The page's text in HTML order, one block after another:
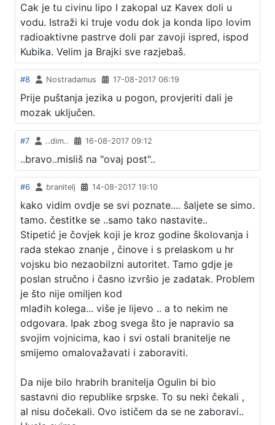
Cak je tu civinu lipo I zakopal uz Kavex doli u
vodu. Istraži ki truje vodu dok ja konda lipo lovim
radioaktivne pastrve doli par zavoji ispred, ispod
Kubika. Velim ja Brajki sve razjebaš.
#8 Nostradamus 17-08-2017 06:19
Prije puštanja jezika u pogon, provjeriti dali je
mozak uključen.
#7 ..dim.. 16-08-2017 09:12
..bravo..misliš na "ovaj post"..
#6 branitelj 14-08-2017 19:10
kako vidim ovdje se svi poznate.... šaljete se simo.
tamo. čestitke se ..samo tako nastavite..
Stipetić je čovjek koji je kroz godine školovanja i
rada stekao znanje , činove i s prelaskom u hr
vojsku bio nezaobilzni autoritet. Tamo gdje je
poslan stručno i časno izvršio je zadatak. Problem
je što nije omiljen kod
mlađih kolega... više je lijevo .. a to nekim ne
odgovara. Ipak zbog svega što je napravio sa
svojim vojnicima, kao i svi ostali branitelje ne
smijemo omalovažavati i zaboraviti.
Da nije bilo hrabrih branitelja Ogulin bi bio
sastavni dio republike srpske. To su neki čekali ,
al nisu dočekali. Ovo ističem da se ne zaboravi..